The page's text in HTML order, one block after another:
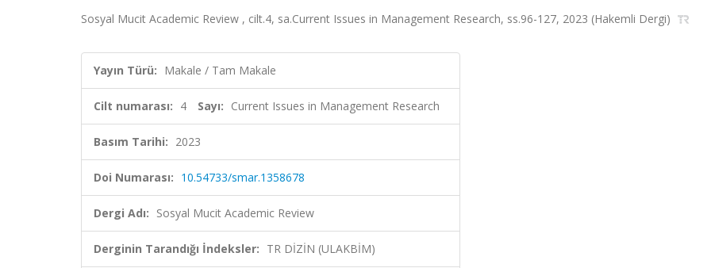
Sosyal Mucit Academic Review , cilt.4, sa.Current Issues in Management Research, ss.96-127, 2023 (Hakemli Dergi)
Yayın Türü: Makale / Tam Makale
Cilt numarası: 4 Sayı: Current Issues in Management Research
Basım Tarihi: 2023
Doi Numarası: 10.54733/smar.1358678
Dergi Adı: Sosyal Mucit Academic Review
Derginin Tarandığı İndeksler: TR DİZİN (ULAKBİM)